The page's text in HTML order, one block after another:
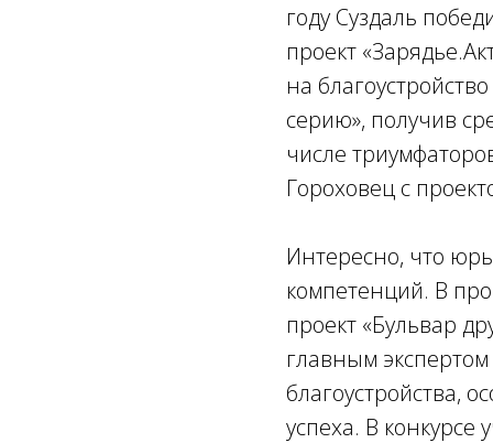
году Суздаль
проект
на
серию», получив
числе
Гороховец с
Интересно, что
компетенций. В
проект «Бульвар
главным
благоустройства,
успеха. В